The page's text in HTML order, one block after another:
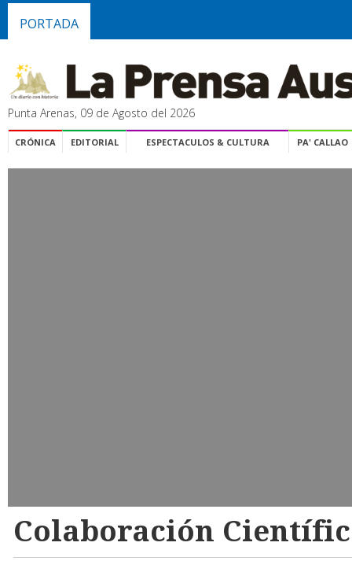
PORTADA
Punta Arenas, 09 de Agosto del 2026
CRÓNICA EDITORIAL ESPECTACULOS & CULTURA PA' CALLAO
Colaboración